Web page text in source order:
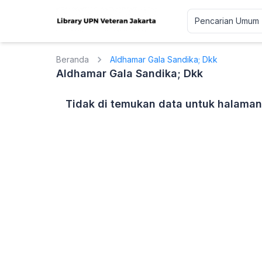
Beranda Aldhamar Gala Sandika; Dkk
Aldhamar Gala Sandika; Dkk
Tidak di temukan data untuk